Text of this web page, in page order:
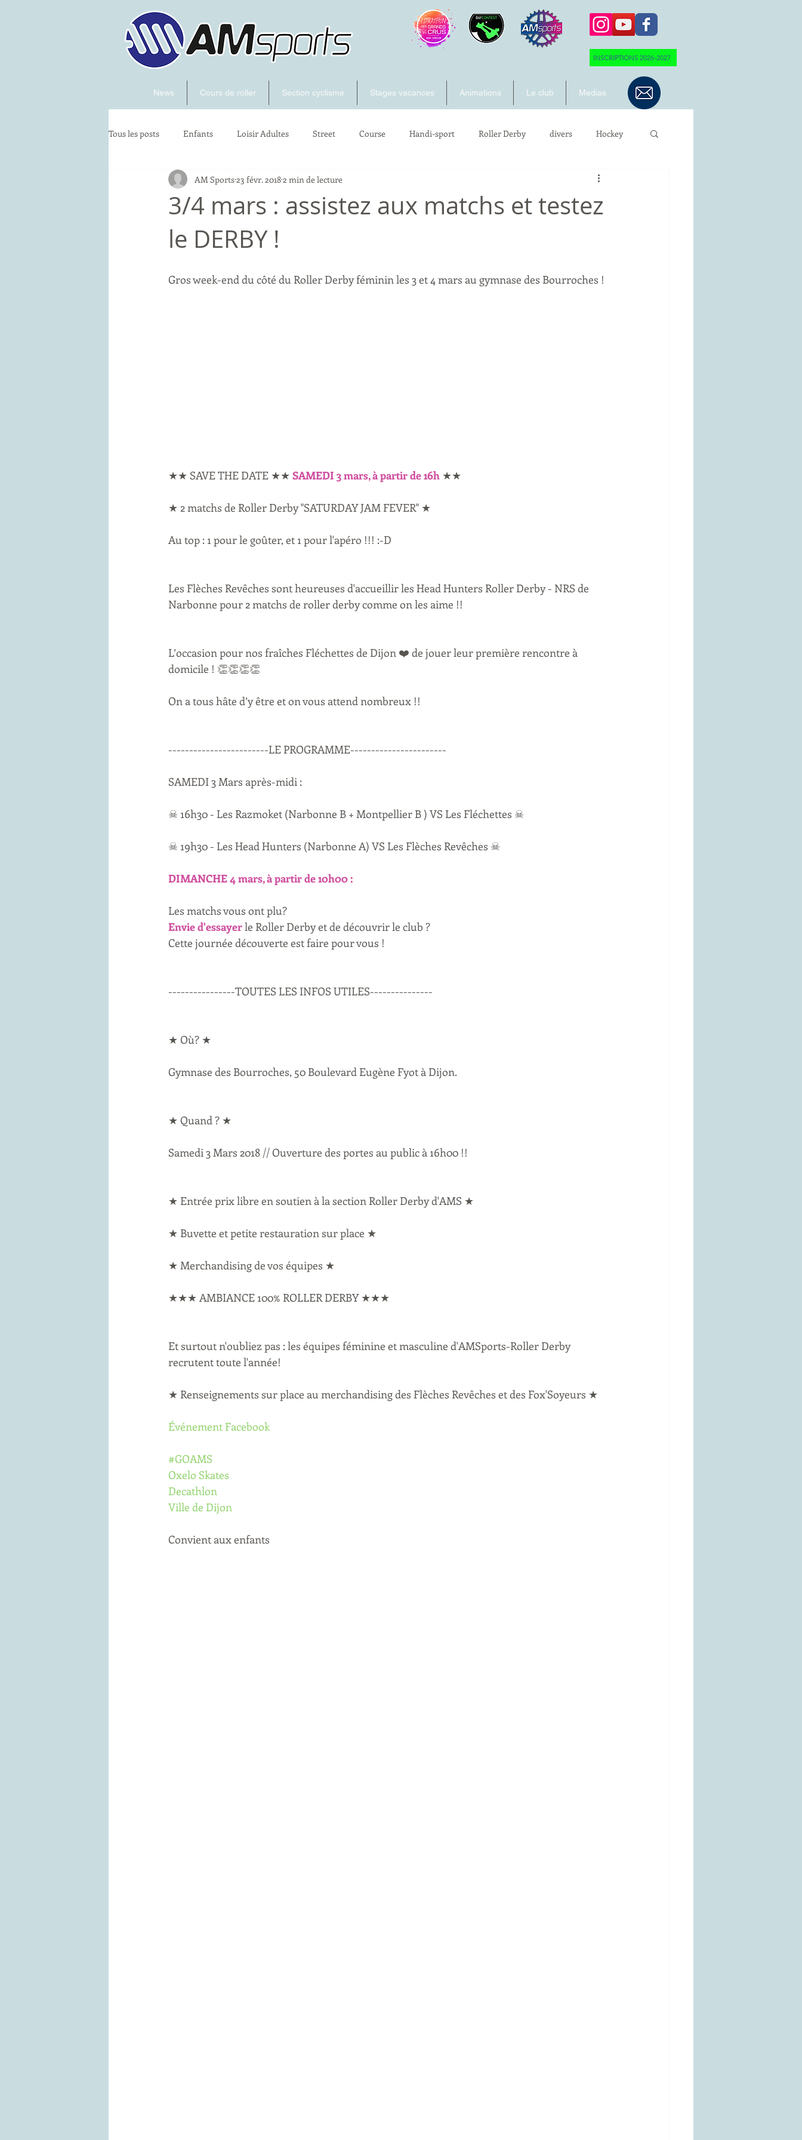
INSCRIPTIONS 2026-2027
News Cours de roller Section cyclisme Stages vacances Animations Le club Medias
Tous les posts Enfants Loisir Adultes Street Course Handi-sport Roller Derby divers Hockey
Skatecross
3/4 mars : assistez aux matchs et testez
le DERBY !
AM Sports 23 févr. 2018 2 min de lecture
Gros week-end du côté du Roller Derby féminin les 3 et 4 mars au gymnase des Bourroches !
★★ SAVE THE DATE ★★ SAMEDI 3 mars, à partir de 16h ★★
★ 2 matchs de Roller Derby "SATURDAY JAM FEVER" ★
Au top : 1 pour le goûter, et 1 pour l'apéro !!! :-D
Les Flèches Revêches sont heureuses d'accueillir les Head Hunters Roller Derby - NRS de
Narbonne pour 2 matchs de roller derby comme on les aime !!
L’occasion pour nos fraîches Fléchettes de Dijon ❤️ de jouer leur première rencontre à
domicile ! 👏👏👏👏
On a tous hâte d’y être et on vous attend nombreux !!
------------------------LE PROGRAMME-----------------------
SAMEDI 3 Mars après-midi :
☠ 16h30 - Les Razmoket (Narbonne B + Montpellier B ) VS Les Fléchettes ☠
☠ 19h30 - Les Head Hunters (Narbonne A) VS Les Flèches Revêches ☠
DIMANCHE 4 mars, à partir de 10h00 :
Les matchs vous ont plu?
Envie d'essayer le Roller Derby et de découvrir le club ?
Cette journée découverte est faire pour vous !
----------------TOUTES LES INFOS UTILES---------------
★ Où? ★
Gymnase des Bourroches, 50 Boulevard Eugène Fyot à Dijon.
★ Quand ? ★
Samedi 3 Mars 2018 // Ouverture des portes au public à 16h00 !!
★ Entrée prix libre en soutien à la section Roller Derby d'AMS ★
★ Buvette et petite restauration sur place ★
★ Merchandising de vos équipes ★
★★★ AMBIANCE 100% ROLLER DERBY ★★★
Et surtout n'oubliez pas : les équipes féminine et masculine d'AMSports-Roller Derby
recrutent toute l'année!
★ Renseignements sur place au merchandising des Flèches Revêches et des Fox'Soyeurs ★
Événement Facebook
#GOAMS
Oxelo Skates
Decathlon
Ville de Dijon
Convient aux enfants